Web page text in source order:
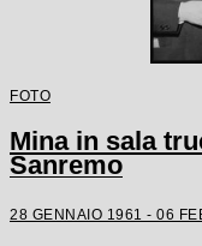
FOTO
Mina in sala
Sanremo
28 GENNAIO 1961 - 06